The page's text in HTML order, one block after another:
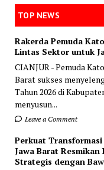
TOP NEWS
Rakerda Pemuda
Lintas Sektor untuk
CIANJUR - Pemuda
Barat sukses
Tahun 2026 di
menyusun...
Leave a Comment
Perkuat
Jawa Barat
Strategis dengan